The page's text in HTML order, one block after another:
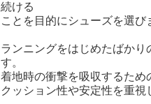
続ける
ことを目的にシューズを選び
ランニングをはじめたばかり
す。
着地時の衝撃を吸収するため
クッション性や安定性を重視